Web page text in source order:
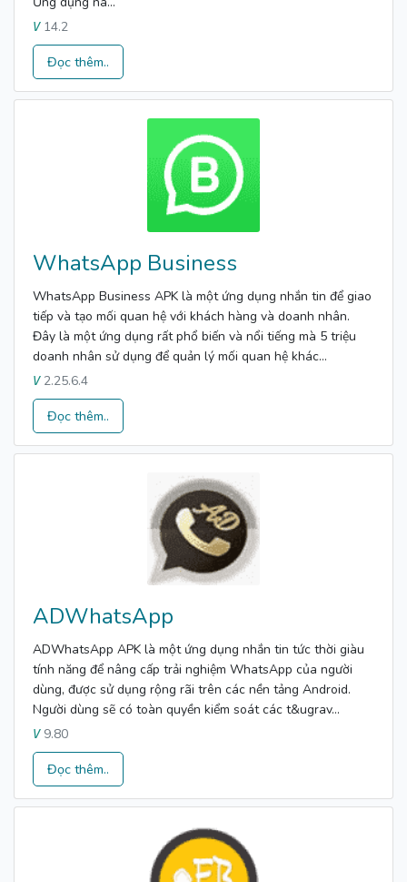
V14.2
Đọc thêm..
WhatsApp Business
WhatsApp Business APK là một ứng dụng nhắn tin để giao
tiếp và tạo mối quan hệ với khách hàng và doanh nhân.
Đây là một ứng dụng rất phổ biến và nổi tiếng mà 5 triệu
doanh nhân sử dụng để quản lý mối quan hệ khác...
V2.25.6.4
Đọc thêm..
ADWhatsApp
ADWhatsApp APK là một ứng dụng nhắn tin tức thời giàu
tính năng để nâng cấp trải nghiệm WhatsApp của người
dùng, được sử dụng rộng rãi trên các nền tảng Android.
Người dùng sẽ có toàn quyền kiểm soát các t&ugrav...
V9.80
Đọc thêm..